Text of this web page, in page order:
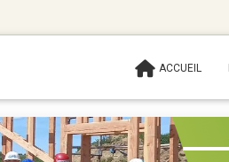
ACCUEIL